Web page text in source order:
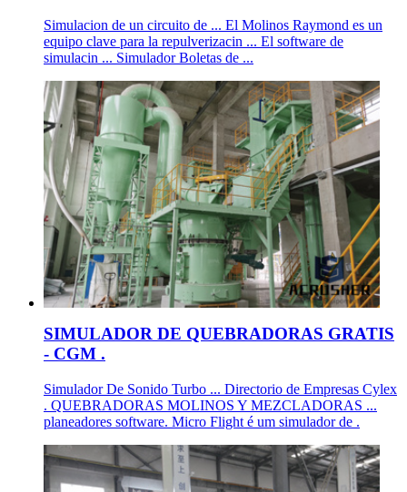
Simulacion de un circuito de ... El Molinos Raymond es un
equipo clave para la repulverizacin ... El software de
simulacin ... Simulador Boletas de ...
SIMULADOR DE QUEBRADORAS GRATIS
- CGM .
Simulador De Sonido Turbo ... Directorio de Empresas Cylex
. QUEBRADORAS MOLINOS Y MEZCLADORAS ...
planeadores software. Micro Flight é um simulador de .